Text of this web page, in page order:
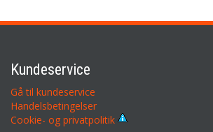
Kundeservice
Gå til kundeservice
Handelsbetingelser
Cookie- og privatpolitik